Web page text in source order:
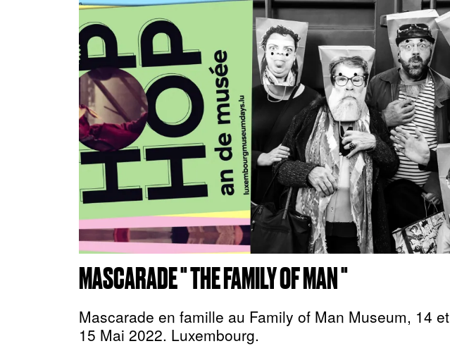
MASCARADE " THE FAMILY OF MAN "
Mascarade en famille au Family of Man Museum, 14 et
15 Mai 2022. Luxembourg.